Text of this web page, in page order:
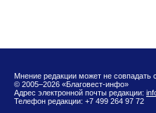
Мнение редакции может не совпадать
© 2005–2026 «Благовест-инфо»
Адрес электронной почты редакции:
Телефон редакции: +7 499 264 97 72